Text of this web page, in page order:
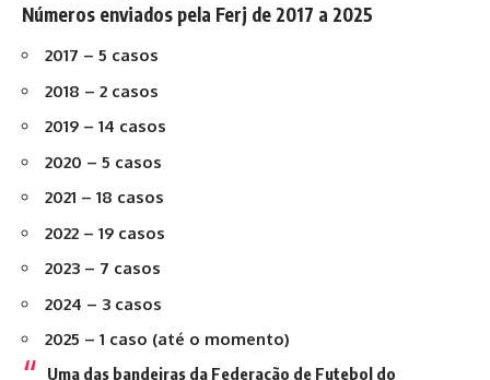
Números enviados pela Ferj de 2017 a 2025
2017 – 5 casos
2018 – 2 casos
2019 – 14 casos
2020 – 5 casos
2021 – 18 casos
2022 – 19 casos
2023 – 7 casos
2024 – 3 casos
2025 – 1 caso (até o momento)
Uma das bandeiras da Federação de Futebol do